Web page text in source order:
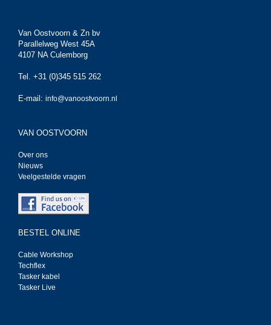
Van Oostvoorn & Zn bv
Parallelweg West 45A
4107 NA Culemborg
Tel. +31 (0)345 515 262
E-mail: info@vanoostvoorn.nl
VAN OOSTVOORN
Over ons
Nieuws
Veelgestelde vragen
BESTEL ONLINE
Cable Workshop
Techflex
Tasker kabel
Tasker Live